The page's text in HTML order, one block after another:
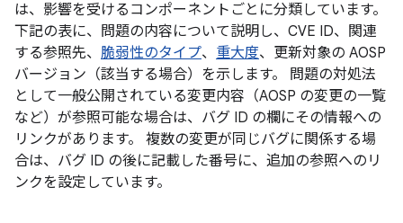
は、影響を受けるコンポーネントごとに分類しています。
下記の表に、問題の内容について説明し、CVE ID、関連
する参照先、 脆弱性のタイプ、 重大度、更新対象の AOSP
バージョン（該当する場合）を示します。 問題の対処法
として一般公開されている変更内容（AOSP の変更の一覧
など）が参照可能な場合は、バグ ID の欄にその情報への
リンクがあります。 複数の変更が同じバグに関係する場
合は、バグ ID の後に記載した番号に、追加の参照へのリ
ンクを設定しています。